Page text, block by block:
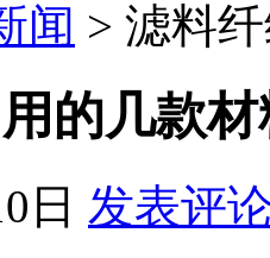
闻 > 滤料
的几款
日 发表评